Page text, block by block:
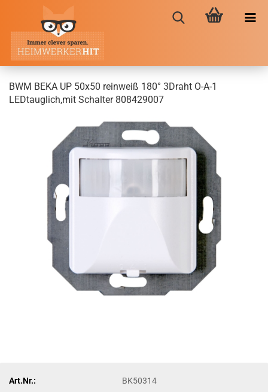
BWM BEKA UP 50x50 reinweiß 180° 3Draht O-A-1
LEDtauglich,mit Schalter 808429007
Art.Nr.:
BK50314